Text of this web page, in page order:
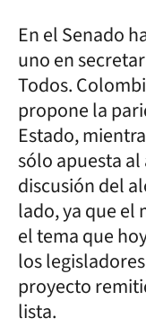
En el Senado
uno en
Todos.
propone la
Estado,
sólo apuesta
discusión del
lado, ya que el
el tema que
los
proyecto
lista.